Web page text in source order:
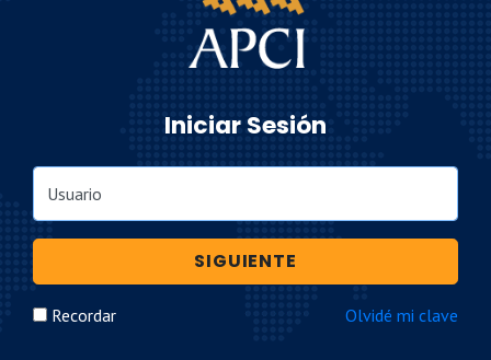
Iniciar Sesión
Usuario
SIGUIENTE
Recordar Olvidé mi clave